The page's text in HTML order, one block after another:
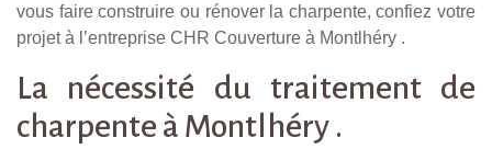
vous faire construire ou rénover la charpente, confiez votre
projet à l’entreprise CHR Couverture à Montlhéry .
La nécessité du traitement de
charpente à Montlhéry .